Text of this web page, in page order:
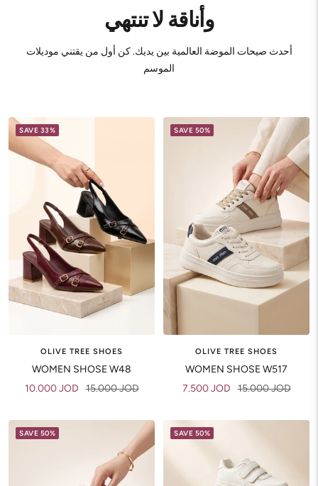
وأناقة لا تنتهي
أحدث صيحات الموضة العالمية بين يديك. كن أول من يقتني موديلات
الموسم
SAVE 33%
OLIVE TREE SHOES
WOMEN SHOSE W48
Sale
10.000 JOD Regular
15.000 JOD
SAVE 50%
OLIVE TREE SHOES
WOMEN SHOSE W517
Sale
7.500 JOD Regular
15.000 JOD
SAVE 50% SAVE 50%